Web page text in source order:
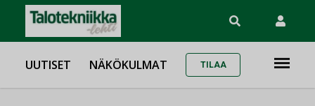
UUTISET NÄKÖKULMAT TILAA